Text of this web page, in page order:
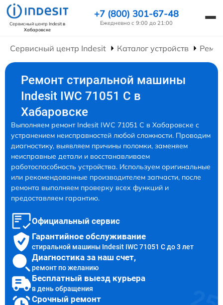
Сервисный центр Indesitв
Хабаровске
+7 (800) 301-67-48
Ежедневно с 9:00 до 21:00
Сервисный центр Indesit Каталог устройств
Ремонт стиральной машины
Indesit IWC 71051 C в
Хабаровске
Выполняем ремонт Indesit IWC 71051 C в Хабаровске с
устранением неисправностей любой сложности. Проводим
диагностику, выявляем причины поломки, заменяем
неисправные детали и восстанавливаем
работоспособность устройства. Используем оригинальные
или рекомендованные производителем запчасти, после
ремонта выполняем проверку всех функций и
предоставляем гарантию.
Официальный сервис
Гарантийное обслуживание
стиральной машины Indesit IWC 71051 C до 3 лет
Диагностика за наш счет,
ремонт по желанию
Бесплатный выезд курьера
в день обращения
Срочный ремонт